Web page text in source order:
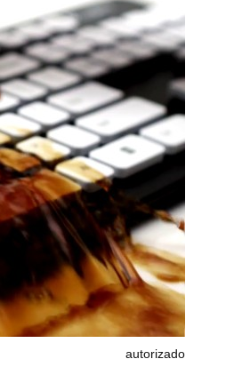
autorizado